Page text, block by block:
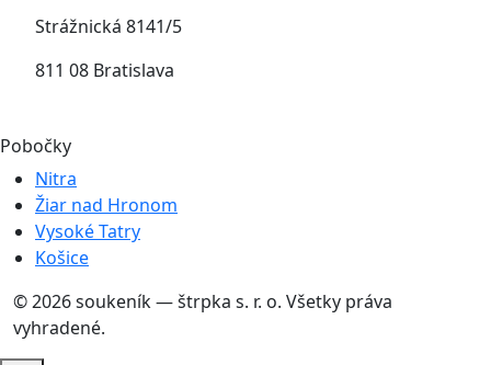
Strážnická 8141/5
811 08 Bratislava
Pobočky
Nitra
Žiar nad Hronom
Vysoké Tatry
Košice
© 2026 soukeník — štrpka s. r. o. Všetky práva
vyhradené.